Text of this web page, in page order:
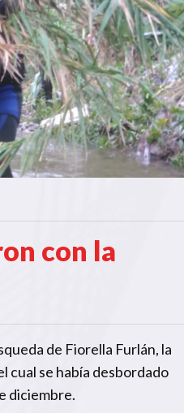
con la
de Fiorella Furlán, la
cual se había desbordado
diciembre.